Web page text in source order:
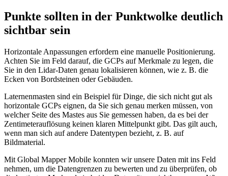
Punkte sollten in der Punktwolke deutlich
sichtbar sein
Horizontale Anpassungen erfordern eine manuelle Positionierung.
Achten Sie im Feld darauf, die GCPs auf Merkmale zu legen, die
Sie in den Lidar-Daten genau lokalisieren können, wie z. B. die
Ecken von Bordsteinen oder Gebäuden.
Laternenmasten sind ein Beispiel für Dinge, die sich nicht gut als
horizontale GCPs eignen, da Sie sich genau merken müssen, von
welcher Seite des Mastes aus Sie gemessen haben, da es bei der
Zentimeterauflösung keinen klaren Mittelpunkt gibt. Das gilt auch,
wenn man sich auf andere Datentypen bezieht, z. B. auf
Bildmaterial.
Mit Global Mapper Mobile konnten wir unsere Daten mit ins Feld
nehmen, um die Datengrenzen zu bewerten und zu überprüfen, ob